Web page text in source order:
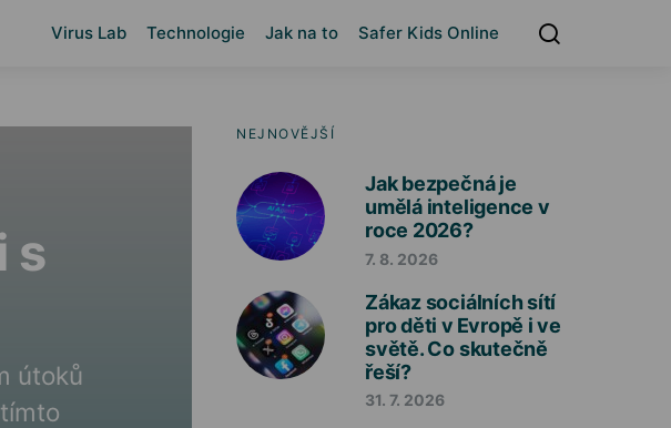
Virus Lab Technologie Jak na to Safer Kids Online
s
útoků
NEJNOVĚJŠÍ
Jak bezpečná je
umělá inteligence v
roce 2026?
7. 8. 2026
Zákaz sociálních sítí
pro děti v Evropě i ve
světě. Co skutečně
řeší?
31. 7. 2026